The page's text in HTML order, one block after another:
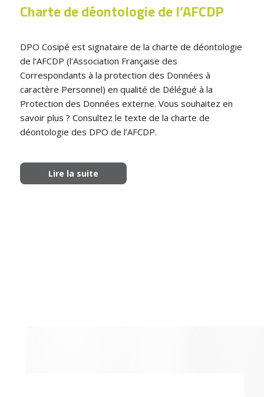
Charte de déontologie de l’AFCDP
DPO Cosipé est signataire de la charte de déontologie
de l’AFCDP (l’Association Française des
Correspondants à la protection des Données à
caractère Personnel) en qualité de Délégué à la
Protection des Données externe. Vous souhaitez en
savoir plus ? Consultez le texte de la charte de
déontologie des DPO de l’AFCDP.
Lire la suite